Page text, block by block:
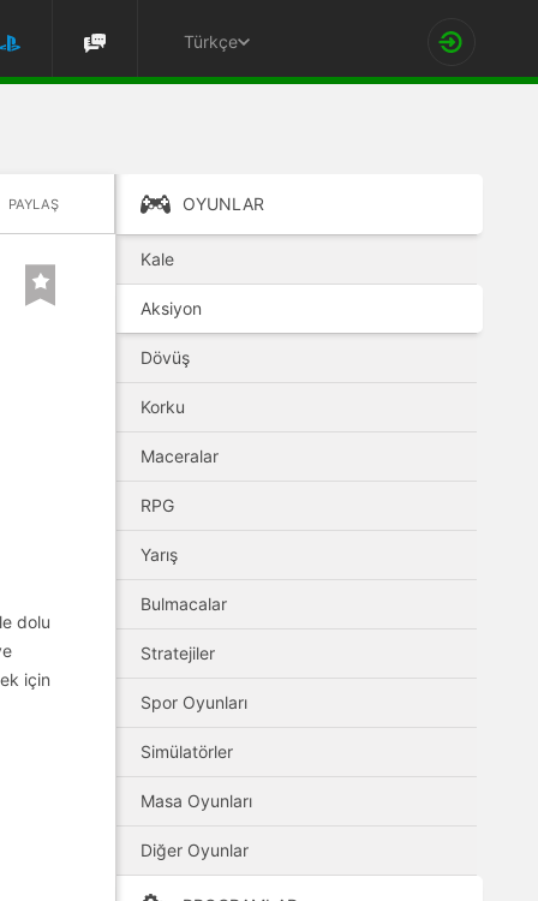
Türkçe
PAYLAŞ
dolu
için
OYUNLAR
Kale
Aksiyon
Dövüş
Korku
Maceralar
RPG
Yarış
Bulmacalar
Stratejiler
Spor Oyunları
Simülatörler
Masa Oyunları
Diğer Oyunlar